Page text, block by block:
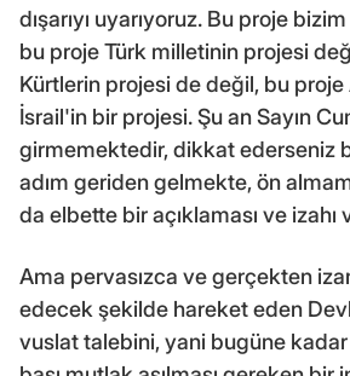
dışarıyı uyarıyoruz. Bu proje
bu proje Türk milletinin projesi
Kürtlerin projesi de değil, bu
İsrail'in bir projesi. Şu an Sayın
girmemektedir, dikkat ederseniz
adım geriden gelmekte, ön
da elbette bir açıklaması ve izahı
Ama pervasızca ve gerçekten
edecek şekilde hareket eden
vuslat talebini, yani bugüne